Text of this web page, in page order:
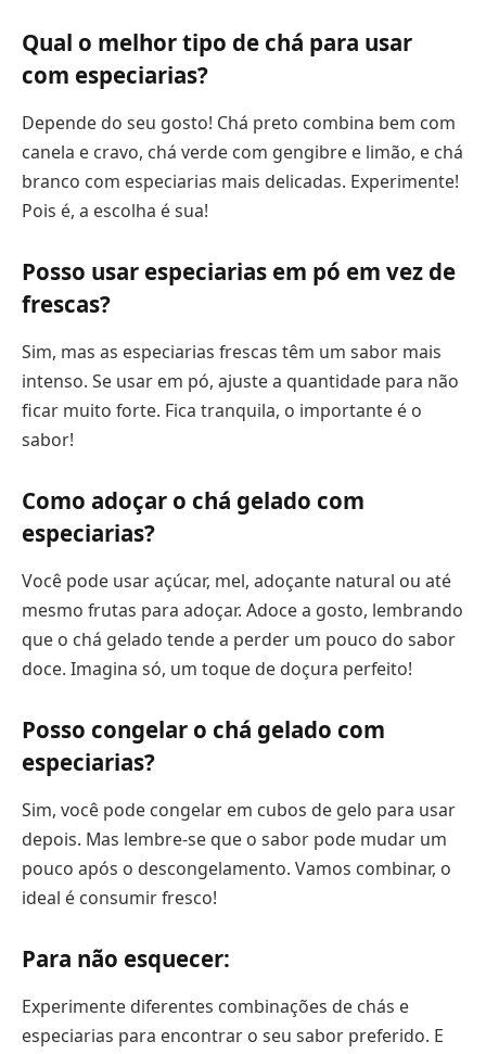
Qual o melhor tipo de chá para usar
com especiarias?
Depende do seu gosto! Chá preto combina bem com
canela e cravo, chá verde com gengibre e limão, e chá
branco com especiarias mais delicadas. Experimente!
Pois é, a escolha é sua!
Posso usar especiarias em pó em vez de
frescas?
Sim, mas as especiarias frescas têm um sabor mais
intenso. Se usar em pó, ajuste a quantidade para não
ficar muito forte. Fica tranquila, o importante é o
sabor!
Como adoçar o chá gelado com
especiarias?
Você pode usar açúcar, mel, adoçante natural ou até
mesmo frutas para adoçar. Adoce a gosto, lembrando
que o chá gelado tende a perder um pouco do sabor
doce. Imagina só, um toque de doçura perfeito!
Posso congelar o chá gelado com
especiarias?
Sim, você pode congelar em cubos de gelo para usar
depois. Mas lembre-se que o sabor pode mudar um
pouco após o descongelamento. Vamos combinar, o
ideal é consumir fresco!
Para não esquecer:
Experimente diferentes combinações de chás e
especiarias para encontrar o seu sabor preferido. E